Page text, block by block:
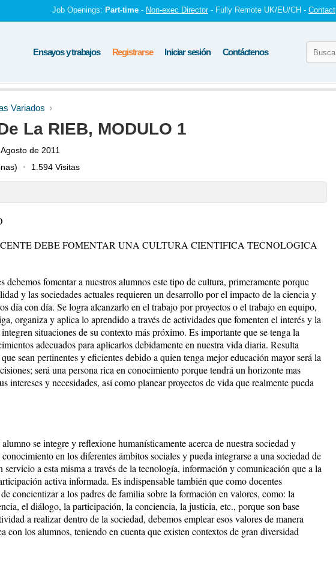
Job Openings: Part-time - Non-exec Director - Fully Remote UK/EU/CH - Contact
Ensayos y trabajos Registrarse Iniciar sesión Contáctenos
Variados
La RIEB, MODULO 1
de 2011
1.594 Visitas
DEBE FOMENTAR UNA CULTURA CIENTIFICA TECNOLOGICA
debemos fomentar a nuestros alumnos este tipo de cultura, primeramente porque
y las sociedades actuales requieren un desarrollo por el impacto de la ciencia y
día con día. Se logra alcanzarlo en el trabajo por proyectos o el trabajo en equipo,
organiza y aplica lo aprendido a través de actividades que fomenten el interés y la
situaciones de su contexto más próximo. Es importante que se tenga la
adecuados para aplicarlos debidamente en nuestra vida diaria. Resulta
sean pertinentes y eficientes debido a quien tenga mejor educación mayor será la
será una persona rica en conocimiento porque tendrá un horizonte mas
intereses y necesidades, así como planear proyectos de vida que realmente pueda
se integre y reflexione humanísticamente acerca de nuestra sociedad y
en los diferentes ámbitos sociales y pueda integrarse a una sociedad de
a esta misma a través de la tecnología, información y comunicación que a la
activa informada. Es indispensable también que como docentes
concientizar a los padres de familia sobre la formación en valores, como: la
el diálogo, la participación, la conciencia, la justicia, etc., porque son base
a realizar dentro de la sociedad, debemos emplear esos valores de manera
con los alumnos, teniendo en cuenta que existen contextos de gran diversidad